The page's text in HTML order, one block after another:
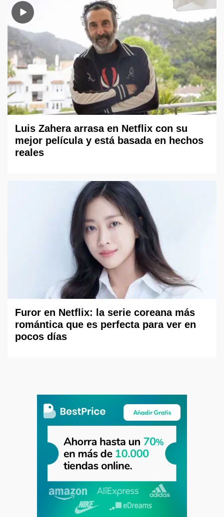
Luis Zahera arrasa en Netflix con su
mejor película y está basada en hechos
reales
Furor en Netflix: la serie coreana más
romántica que es perfecta para ver en
pocos días